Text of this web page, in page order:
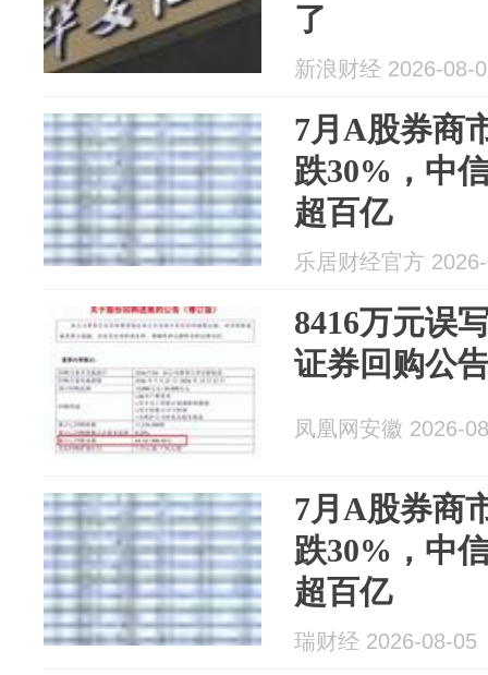
了
新浪财经 2026-08-
7月A股券商
跌30%，中
超百亿
乐居财经官方
8416万元误
证券回购公
凤凰网安徽 2026-
7月A股券商
跌30%，中
超百亿
瑞财经 2026-08-05